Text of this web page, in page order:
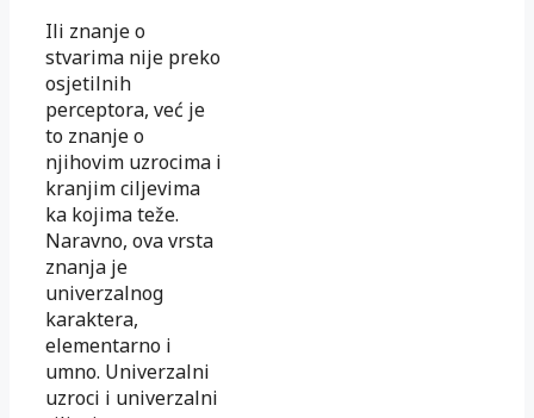
Ili znanje o
stvarima nije preko
osjetilnih
perceptora, već je
to znanje o
njihovim uzrocima i
kranjim ciljevima
ka kojima teže.
Naravno, ova vrsta
znanja je
univerzalnog
karaktera,
elementarno i
umno. Univerzalni
uzroci i univerzalni